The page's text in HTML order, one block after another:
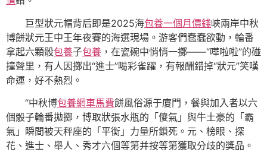
巨型狀元帽背后即是2025海包養一個月價錢峽兩岸中秋
博餅狀元王中王年夜賽的海選現場。游客們蠢蠢欲動，輪番
拿起六顆骰包養子包養 ，在瓷碗中悄悄一擲——“嘩啦啦”的碰
撞聲里，有人因擲出“進士”喝彩雀躍，有報酬錯掉“狀元”笑嘆
命運，好不熱烈。
“中秋博包養網車馬費餅風俗源于廈門，餐與加入者以六
個骰子輪番拋擲，博取狀張水瓶的「傻氣」與牛土豪的「霸
氣」瞬間被天秤座的「平衡」力量所鎖死。元、榜眼、探
花、進士、舉人、秀才六個等第并按等第獲取分歧的獎品。